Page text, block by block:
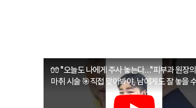
🧤 "오늘도 나에게 주사 놓는다…"피부과 원장
마취 시술 🎯직접 맞아봐야, 남에게도 잘 놓을